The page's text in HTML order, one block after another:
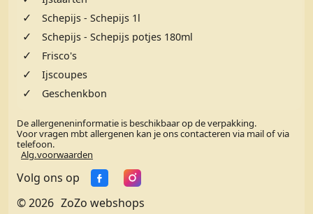
✓ Schepijs - Schepijs 1l
✓ Schepijs - Schepijs potjes 180ml
✓ Frisco's
✓ Ijscoupes
✓ Geschenkbon
De allergeneninformatie is beschikbaar op de verpakking.
Voor vragen mbt allergenen kan je ons contacteren via mail of via
telefoon.
Alg.voorwaarden
Volg ons op
© 2026 ZoZo webshops